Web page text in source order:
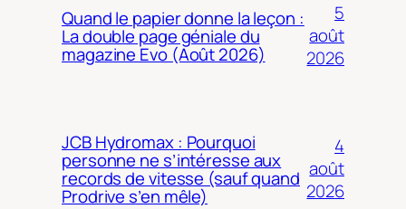
Quand le papier donne la leçon :
La double page géniale du
magazine Evo (Août 2026)
5
août
2026
JCB Hydromax : Pourquoi
personne ne s’intéresse aux
records de vitesse (sauf quand
Prodrive s’en mêle)
4
août
2026